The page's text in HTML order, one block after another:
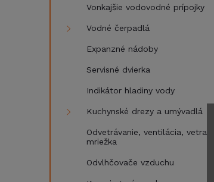
Vonkajšie vodovodné prípojky
Vodné čerpadlá
Expanzné nádoby
Servisné dvierka
Indikátor hladiny vody
Kuchynské drezy a umývadlá
Odvetrávanie, ventilácia, vetracia
mriežka
Odvlhčovače vzduchu